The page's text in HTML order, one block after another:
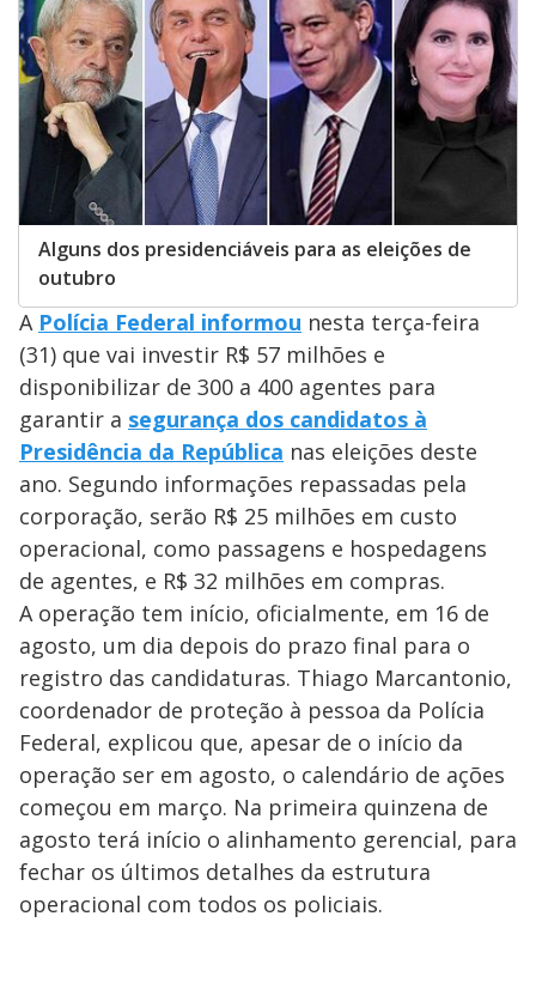
Alguns dos presidenciáveis para as eleições de
outubro
A Polícia Federal informou nesta terça-feira
(31) que vai investir R$ 57 milhões e
disponibilizar de 300 a 400 agentes para
garantir a segurança dos candidatos à
Presidência da República nas eleições deste
ano. Segundo informações repassadas pela
corporação, serão R$ 25 milhões em custo
operacional, como passagens e hospedagens
de agentes, e R$ 32 milhões em compras.
A operação tem início, oficialmente, em 16 de
agosto, um dia depois do prazo final para o
registro das candidaturas. Thiago Marcantonio,
coordenador de proteção à pessoa da Polícia
Federal, explicou que, apesar de o início da
operação ser em agosto, o calendário de ações
começou em março. Na primeira quinzena de
agosto terá início o alinhamento gerencial, para
fechar os últimos detalhes da estrutura
operacional com todos os policiais.